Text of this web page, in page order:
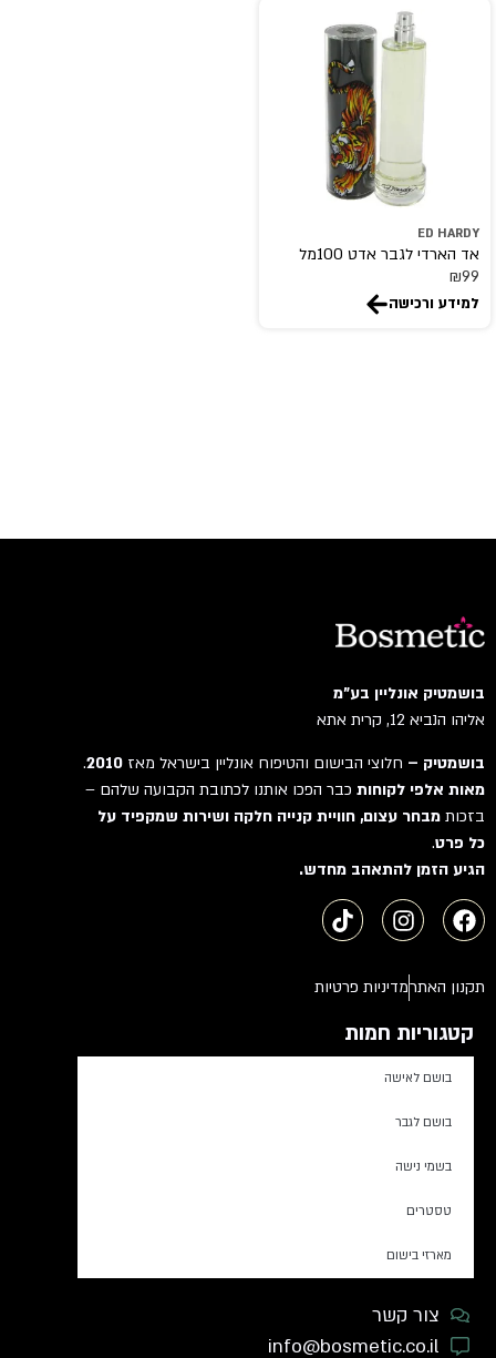
ED HARDY
אד הארדי לגבר אדט 100מל
₪99
למידע ורכישה
בושמטיק אונליין בע"מ
אליהו הנביא 12, קרית אתא
בושמטיק –חלוצי הבישום והטיפוח אונליין בישראל מאז2010
.
מאות אלפי לקוחותכבר הפכו אותנו לכתובת הקבועה שלהם –
בזכותמבחר עצום, חוויית קנייה חלקה ושירות שמקפיד על
כל פרט.
הגיע הזמן להתאהב מחדש.
תקנון האתרמדיניות פרטיות
קטגוריות חמות
בושם לאישה
בושם לגבר
בשמי נישה
טסטרים
מארזי בישום
צור קשר
info@bosmetic.co.il